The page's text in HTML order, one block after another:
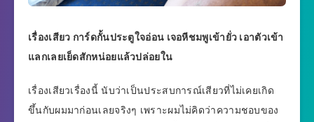
เรื่องเสียว การ์ดกั้นประตูใจอ่อน เจอหีชมพูเข้ายั่ว เอาตัวเข้า
แลกเลยเย็ดสักหน่อยแล้วปล่อยใน
เรื่องเสียวเรื่องนี้ นับว่าเป็นประสบการณ์เสียวที่ไม่เคยเกิด
ขึ้นกับผมมาก่อนเลยจริงๆ เพราะผมไม่คิดว่าความชอบของ